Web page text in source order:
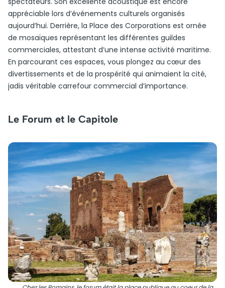
appréciable lors d’événements culturels organisés
aujourd’hui. Derrière, la Place des Corporations est ornée
de mosaïques représentant les différentes guildes
commerciales, attestant d’une intense activité maritime.
En parcourant ces espaces, vous plongez au cœur des
divertissements et de la prospérité qui animaient la cité,
jadis véritable carrefour commercial d’importance.
Le Forum et le Capitole